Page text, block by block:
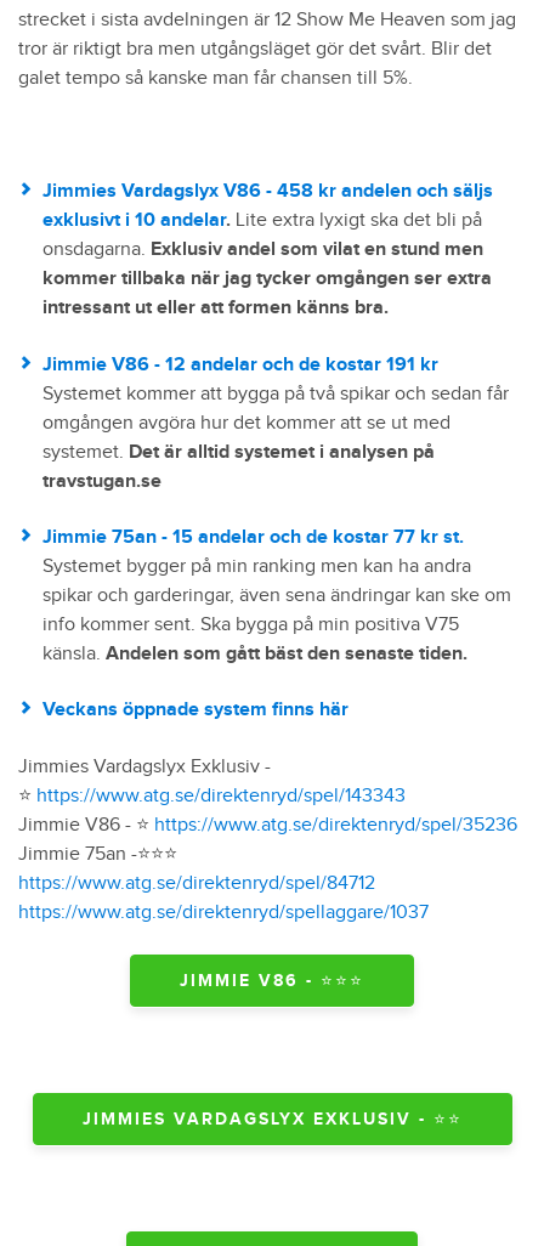
strecket i sista avdelningen är 12 Show Me Heaven som jag
tror är riktigt bra men utgångsläget gör det svårt. Blir det
galet tempo så kanske man får chansen till 5%.
Jimmies Vardagslyx V86 - 458 kr andelen och säljs
exklusivt i 10 andelar. Lite extra lyxigt ska det bli på
onsdagarna. Exklusiv andel som vilat en stund men
kommer tillbaka när jag tycker omgången ser extra
intressant ut eller att formen känns bra.
Jimmie V86 - 12 andelar och de kostar 191 kr
Systemet kommer att bygga på två spikar och sedan får
omgången avgöra hur det kommer att se ut med
systemet. Det är alltid systemet i analysen på
travstugan.se
Jimmie 75an - 15 andelar och de kostar 77 kr st.
Systemet bygger på min ranking men kan ha andra
spikar och garderingar, även sena ändringar kan ske om
info kommer sent. Ska bygga på min positiva V75
känsla. Andelen som gått bäst den senaste tiden.
Veckans öppnade system finns här
Jimmies Vardagslyx Exklusiv -
⭐️ https://www.atg.se/direktenryd/spel/143343
Jimmie V86 - ⭐️ https://www.atg.se/direktenryd/spel/35236
Jimmie 75an -⭐️⭐️⭐️
https://www.atg.se/direktenryd/spel/84712
https://www.atg.se/direktenryd/spellaggare/1037
JIMMIE V86 - ⭐️⭐️⭐️
JIMMIES VARDAGSLYX EXKLUSIV - ⭐️⭐️